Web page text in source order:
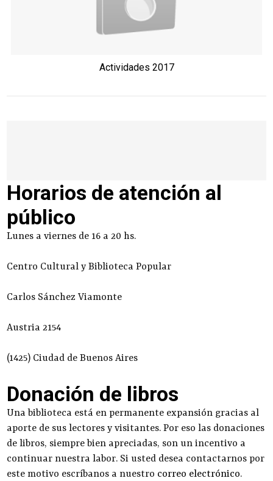
Actividades 2017
Horarios de atención al
público
Lunes a viernes de 16 a 20 hs.
Centro Cultural y Biblioteca Popular
Carlos Sánchez Viamonte
Austria 2154
(1425) Ciudad de Buenos Aires
Donación de libros
Una biblioteca está en permanente expansión gracias al
aporte de sus lectores y visitantes. Por eso las donaciones
de libros, siempre bien apreciadas, son un incentivo a
continuar nuestra labor. Si usted desea contactarnos por
este motivo escríbanos a nuestro correo electrónico.